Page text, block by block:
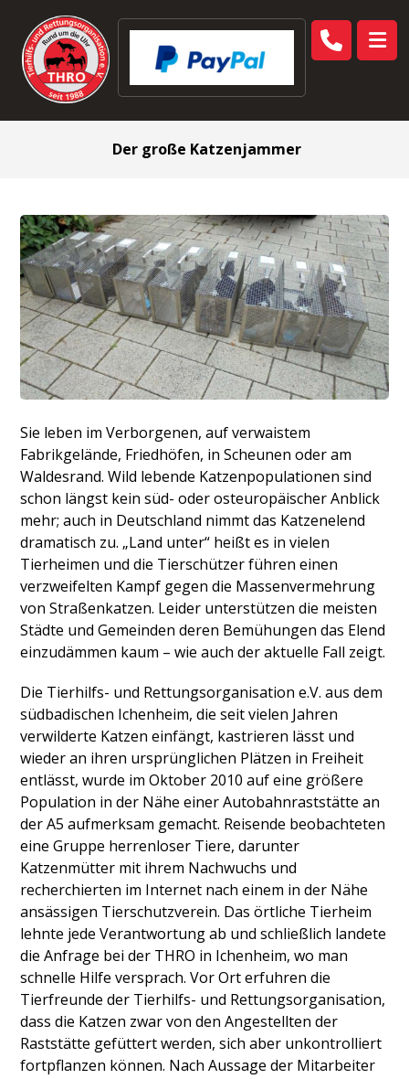
Der große Katzenjammer
Sie leben im Verborgenen, auf verwaistem
Fabrikgelände, Friedhöfen, in Scheunen oder am
Waldesrand. Wild lebende Katzenpopulationen sind
schon längst kein süd- oder osteuropäischer Anblick
mehr; auch in Deutschland nimmt das Katzenelend
dramatisch zu. „Land unter“ heißt es in vielen
Tierheimen und die Tierschützer führen einen
verzweifelten Kampf gegen die Massenvermehrung
von Straßenkatzen. Leider unterstützen die meisten
Städte und Gemeinden deren Bemühungen das Elend
einzudämmen kaum – wie auch der aktuelle Fall zeigt.
Die Tierhilfs- und Rettungsorganisation e.V. aus dem
südbadischen Ichenheim, die seit vielen Jahren
verwilderte Katzen einfängt, kastrieren lässt und
wieder an ihren ursprünglichen Plätzen in Freiheit
entlässt, wurde im Oktober 2010 auf eine größere
Population in der Nähe einer Autobahnraststätte an
der A5 aufmerksam gemacht. Reisende beobachteten
eine Gruppe herrenloser Tiere, darunter
Katzenmütter mit ihrem Nachwuchs und
recherchierten im Internet nach einem in der Nähe
ansässigen Tierschutzverein. Das örtliche Tierheim
lehnte jede Verantwortung ab und schließlich landete
die Anfrage bei der THRO in Ichenheim, wo man
schnelle Hilfe versprach. Vor Ort erfuhren die
Tierfreunde der Tierhilfs- und Rettungsorganisation,
dass die Katzen zwar von den Angestellten der
Raststätte gefüttert werden, sich aber unkontrolliert
fortpflanzen können. Nach Aussage der Mitarbeiter